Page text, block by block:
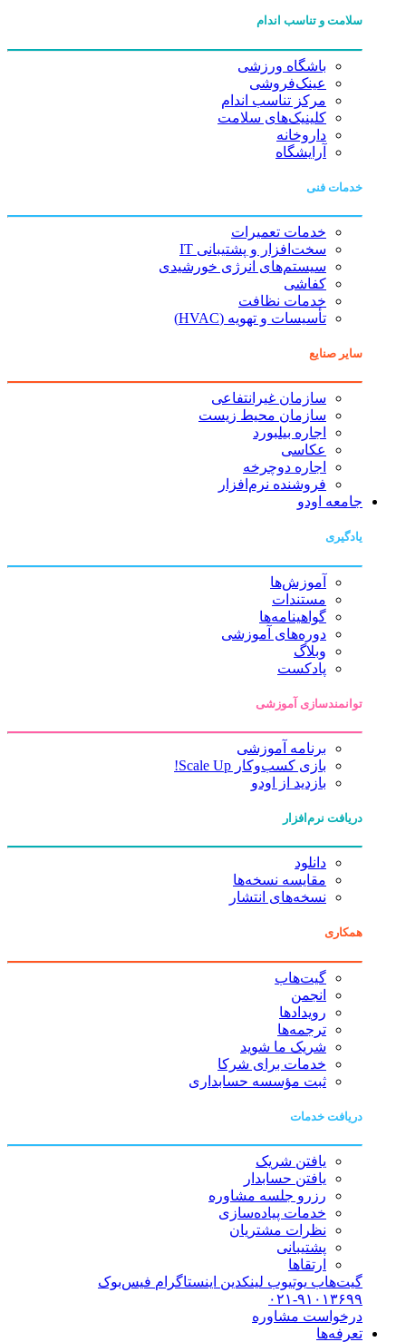
سلامت و تناسب اندام
باشگاه ورزشی
عینک‌فروشی
مرکز تناسب اندام
کلینیک‌های سلامت
داروخانه
آرایشگاه
خدمات فنی
خدمات تعمیرات
سخت‌افزار و پشتیبانی IT
سیستم‌های انرژی خورشیدی
کفاشی
خدمات نظافت
تأسیسات و تهویه (HVAC)
سایر صنایع
سازمان غیرانتفاعی
سازمان محیط زیست
اجاره بیلبورد
عکاسی
اجاره دوچرخه
فروشنده نرم‌افزار
جامعه اودو
یادگیری
آموزش‌ها
مستندات
گواهینامه‌ها
دوره‌های آموزشی
وبلاگ
پادکست
توانمندسازی آموزشی
برنامه آموزشی
بازی کسب‌وکار Scale Up!
بازدید از اودو
دریافت نرم‌افزار
دانلود
مقایسه نسخه‌ها
نسخه‌های انتشار
همکاری
گیت‌هاب
انجمن
رویدادها
ترجمه‌ها
شریک ما شوید
خدمات برای شرکا
ثبت مؤسسه حسابداری
دریافت خدمات
یافتن شریک
یافتن حسابدار
رزرو جلسه مشاوره
خدمات پیاده‌سازی
نظرات مشتریان
پشتیبانی
ارتقاها
گیت‌هاب یوتیوب لینکدین اینستاگرام فیس‌بوک
۰۲۱-۹۱۰۱۳۶۹۹
درخواست مشاوره
تعرفه‌ها